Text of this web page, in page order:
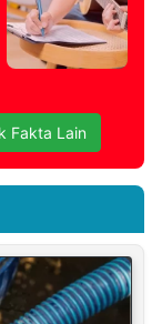
Fakta Lain